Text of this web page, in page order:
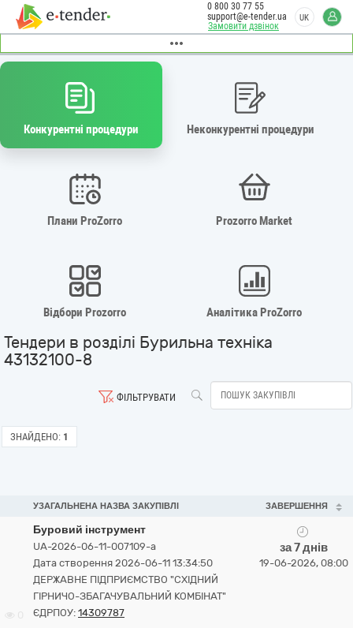
Замовити дзвінок
0 800 30 77 55
support@e-tender.ua
UK
Конкурентні процедури Неконкурентні процедури
Плани ProZorro Prozorro Market
Відбори Prozorro Аналітика ProZorro
Тендери в розділі Бурильна техніка
43132100-8
ФІЛЬТРУВАТИ
ЗНАЙДЕНО: 1
УЗАГАЛЬНЕНА НАЗВА ЗАКУПІВЛІ ЗАВЕРШЕННЯ
Буровий інструмент
UA-2026-06-11-007109-a
Дата створення 2026-06-11 13:34:50
ДЕРЖАВНЕ ПІДПРИЄМСТВО "СХІДНИЙ
ГІРНИЧО-ЗБАГАЧУВАЛЬНИЙ КОМБІНАТ"
ЄДРПОУ: 14309787
за 7 днів
19-06-2026, 08:00